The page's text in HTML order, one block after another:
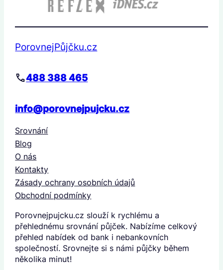
PorovnejPůjčku.cz
488 388 465
info@porovnejpujcku.cz
Srovnání
Blog
O nás
Kontakty
Zásady ochrany osobních údajů
Obchodní podmínky
Porovnejpujcku.cz slouží k rychlému a
přehlednému srovnání půjček. Nabízíme celkový
přehled nabídek od bank i nebankovních
společností. Srovnejte si s námi půjčky během
několika minut!